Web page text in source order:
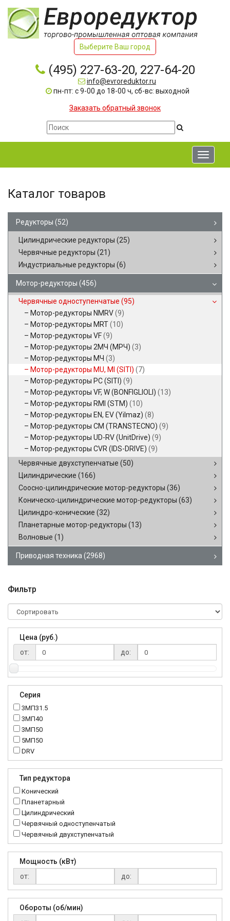
Выберите Ваш город
(495) 227-63-20, 227-64-20
info@evroreduktor.ru
пн-пт: с 9-00 до 18-00 ч, сб-вс: выходной
Заказать обратный звонок
Toggle
Каталог товаров
Редукторы (52)
Цилиндрические редукторы (25)
Червячные редукторы (21)
Индустриальные редукторы (6)
Мотор-редукторы (456)
Червячные одноступенчатые (95)
Мотор-редукторы NMRV(9)
Мотор-редукторы MRT(10)
Мотор-редукторы VF(9)
Мотор-редукторы 2МЧ (МРЧ) (3)
Мотор-редукторы МЧ (3)
Мотор-редукторы MU, MI (SITI) (7)
Мотор-редукторы PC (SITI) (9)
Мотор-редукторы VF, W (BONFIGLIOLI) (13)
Мотор-редукторы RMI (STM) (10)
Мотор-редукторы EN, EV (Yilmaz) (8)
Мотор-редукторы CM (TRANSTECNO) (9)
Мотор-редукторы UD-RV (UnitDrive) (9)
Мотор-редукторы CVR (IDS-DRIVE) (9)
Червячные двухступенчатые (50)
Цилиндрические (166)
Соосно-цилиндрические мотор-редукторы (36)
Коническо-цилиндрические мотор-редукторы (63)
Цилиндро-конические (32)
Планетарные мотор-редукторы (13)
Волновые (1)
Приводная техника (2968)
Фильтр
Цена (руб.)
от:
до:
Серия
3МП31.5
3МП40
3МП50
5МП50
DRV
K..DR
MTC
NMRV
RC
Тип редуктора
Конический
Планетарный
Цилиндрический
Червячный одноступенчатый
Червячный двухступенчатый
Мощность (кВт)
от:
до:
Обороты (об/мин)